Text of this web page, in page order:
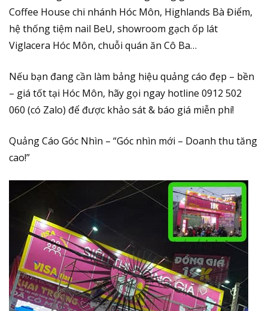
Coffee House chi nhánh Hóc Môn, Highlands Bà Điểm,
hệ thống tiệm nail BeU, showroom gạch ốp lát
Viglacera Hóc Môn, chuỗi quán ăn Cô Ba…
Nếu bạn đang cần làm bảng hiệu quảng cáo đẹp – bền
– giá tốt tại Hóc Môn, hãy gọi ngay hotline 0912 502
060 (có Zalo) để được khảo sát & báo giá miễn phí!
Quảng Cáo Góc Nhìn – “Góc nhìn mới – Doanh thu tăng
cao!”